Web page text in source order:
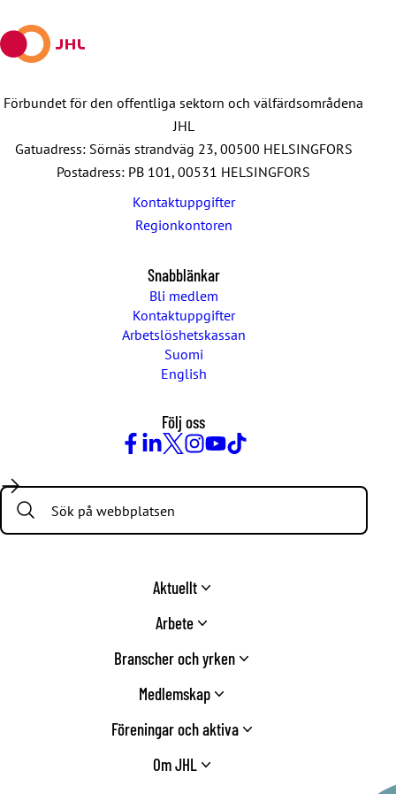
Förbundet för den offentliga sektorn och välfärdsområdena
JHL
Gatuadress: Sörnäs strandväg 23, 00500 HELSINGFORS
Postadress: PB 101, 00531 HELSINGFORS
Kontaktuppgifter
Regionkontoren
Snabblänkar
Bli medlem
Kontaktuppgifter
Arbetslöshetskassan
Suomi
English
Följ oss
Search:
Aktuellt
Arbete
Branscher och yrken
Medlemskap
Föreningar och aktiva
Om JHL